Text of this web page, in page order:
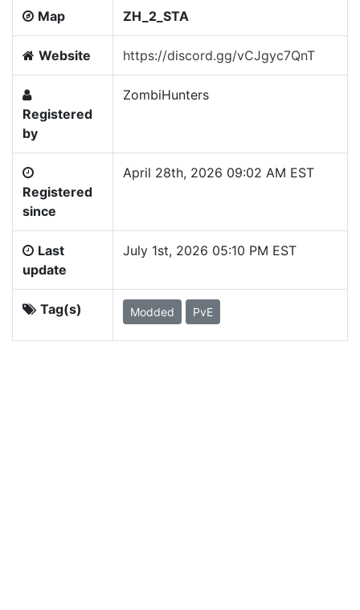
Map ZH_2_STA
Website https://discord.gg/vCJgyc7QnT
Registered
by
ZombiHunters
Registered
since
April 28th, 2026 09:02 AM EST
Last
update
July 1st, 2026 05:10 PM EST
Tag(s) Modded PvE